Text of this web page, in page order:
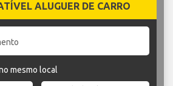
ALUGUER DE CARRO
mesmo local